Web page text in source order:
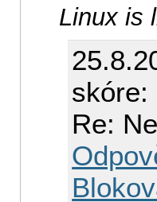
label=Linux
read-only
other=/dev/
label=Windows
Linux is
skóre:
Re: